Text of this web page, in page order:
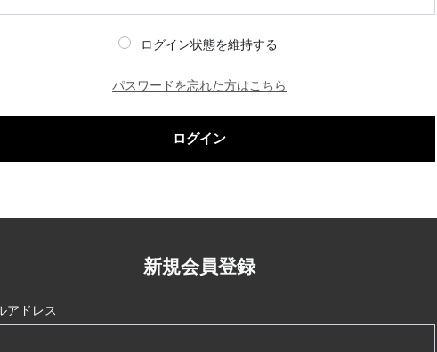
ログイン状態を維持する
パスワードを忘れた方はこちら
ログイン
新規会員登録
アドレス